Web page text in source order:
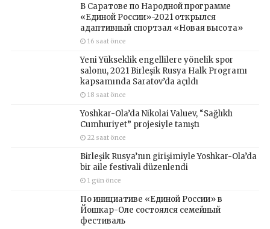
В Саратове по Народной программе
«Единой России»-2021 открылся
адаптивный спортзал «Новая высота»
16 saat önce
Yeni Yükseklik engellilere yönelik spor
salonu, 2021 Birleşik Rusya Halk Programı
kapsamında Saratov’da açıldı
18 saat önce
Yoshkar-Ola’da Nikolai Valuev, “Sağlıklı
Cumhuriyet” projesiyle tanıştı
22 saat önce
Birleşik Rusya’nın girişimiyle Yoshkar-Ola’da
bir aile festivali düzenlendi
1 gün önce
По инициативе «Единой России» в
Йошкар-Оле состоялся семейный
фестиваль